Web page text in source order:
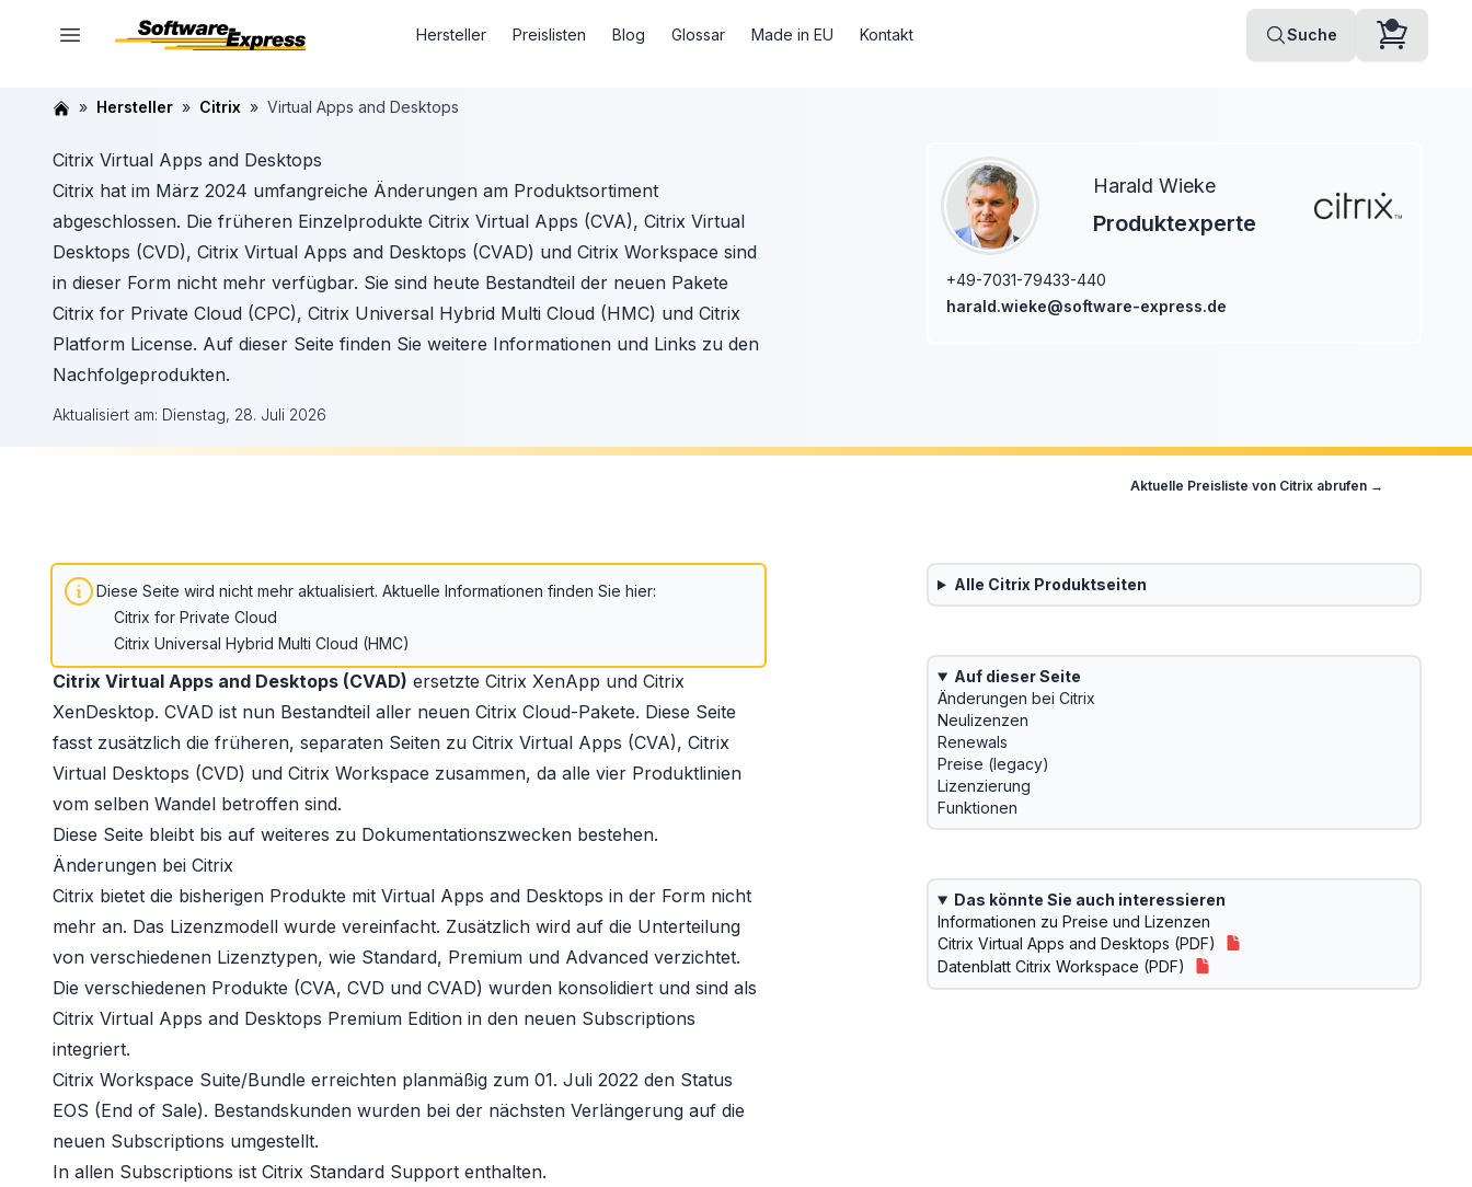
Hersteller Preislisten Blog Glossar Made in EU Kontakt Suche
Hersteller Citrix Virtual Apps and Desktops
Citrix Virtual Apps and Desktops
Citrix hat im März 2024 umfangreiche Änderungen am Produktsortiment
abgeschlossen. Die früheren Einzelprodukte Citrix Virtual Apps (CVA), Citrix Virtual
Desktops (CVD), Citrix Virtual Apps and Desktops (CVAD) und Citrix Workspace sind
in dieser Form nicht mehr verfügbar. Sie sind heute Bestandteil der neuen Pakete
Citrix for Private Cloud (CPC), Citrix Universal Hybrid Multi Cloud (HMC) und Citrix
Platform License. Auf dieser Seite finden Sie weitere Informationen und Links zu den
Nachfolgeprodukten.
Harald Wieke
Produktexperte
+49-7031-79433-440
harald.wieke@software-express.de
Aktualisiert am: Dienstag, 28. Juli 2026
Aktuelle Preisliste von Citrix abrufen →
Diese Seite wird nicht mehr aktualisiert. Aktuelle Informationen finden Sie hier:
Citrix for Private Cloud
Citrix Universal Hybrid Multi Cloud (HMC)
Citrix Virtual Apps and Desktops (CVAD) ersetzte Citrix XenApp und Citrix
XenDesktop. CVAD ist nun Bestandteil aller neuen Citrix Cloud-Pakete. Diese Seite
fasst zusätzlich die früheren, separaten Seiten zu Citrix Virtual Apps (CVA), Citrix
Virtual Desktops (CVD) und Citrix Workspace zusammen, da alle vier Produktlinien
vom selben Wandel betroffen sind.
Diese Seite bleibt bis auf weiteres zu Dokumentationszwecken bestehen.
Änderungen bei Citrix
Citrix bietet die bisherigen Produkte mit Virtual Apps and Desktops in der Form nicht
mehr an. Das Lizenzmodell wurde vereinfacht. Zusätzlich wird auf die Unterteilung
von verschiedenen Lizenztypen, wie Standard, Premium und Advanced verzichtet.
Die verschiedenen Produkte (CVA, CVD und CVAD) wurden konsolidiert und sind als
Citrix Virtual Apps and Desktops Premium Edition in den neuen Subscriptions
integriert.
Citrix Workspace Suite/Bundle erreichten planmäßig zum 01. Juli 2022 den Status
EOS (End of Sale). Bestandskunden wurden bei der nächsten Verlängerung auf die
neuen Subscriptions umgestellt.
In allen Subscriptions ist Citrix Standard Support enthalten.
Alle Citrix Produktseiten
Auf dieser Seite
Änderungen bei Citrix
Neulizenzen
Renewals
Preise (legacy)
Lizenzierung
Funktionen
Das könnte Sie auch interessieren
Informationen zu Preise und Lizenzen
Citrix Virtual Apps and Desktops (PDF)
Datenblatt Citrix Workspace (PDF)